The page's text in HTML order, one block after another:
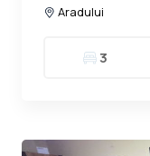
Aradului
3